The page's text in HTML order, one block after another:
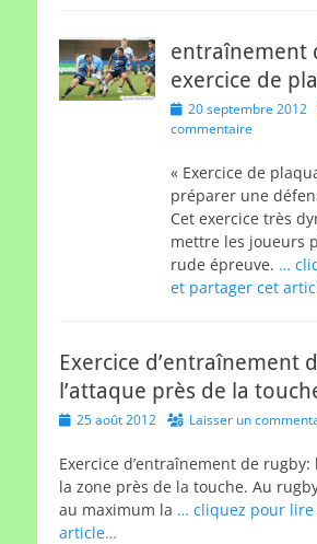
entraînement
exercice de
Posted
on
20 septembre 2012
commentaire
« Exercice de
préparer une
Cet exercice très
mettre les joueurs
rude épreuve. …
et partager cet
Exercice d’entraînement
l’attaque près de la
Posted
25 août 2012 Laisser un
Exercice d’entraînement de rugby:
la zone près de la touche. Au
au maximum la … cliquez pour
article…